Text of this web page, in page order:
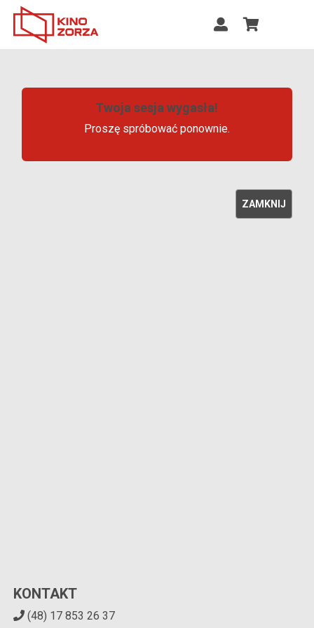
Twoja sesja wygasła!
Proszę spróbować ponownie.
ZAMKNIJ
KONTAKT
(48) 17 853 26 37